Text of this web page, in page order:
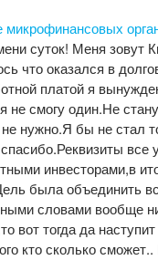
суток! Меня зовут
что оказался в
платой я
я не смогу один.Не
не нужно.Я бы не стал
все
инвесторами,в
была объединить
словами вообще
вот тогда да
кто сколько